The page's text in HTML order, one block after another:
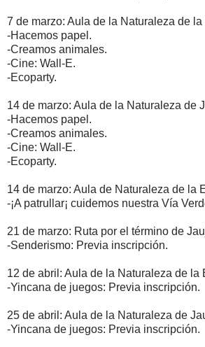
7 de marzo: Aula de la Naturaleza de la
-Hacemos papel.
-Creamos animales.
-Cine: Wall-E.
-Ecoparty.
14 de marzo: Aula de la Naturaleza de
-Hacemos papel.
-Creamos animales.
-Cine: Wall-E.
-Ecoparty.
14 de marzo: Aula de Naturaleza de la
-¡A patrullar¡ cuidemos nuestra Vía
21 de marzo: Ruta por el término de
-Senderismo: Previa inscripción.
12 de abril: Aula de la Naturaleza de la
-Yincana de juegos: Previa inscripción.
25 de abril: Aula de la Naturaleza de
-Yincana de juegos: Previa inscripción.